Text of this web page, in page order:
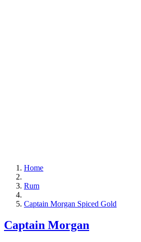
Home
Rum
Captain Morgan Spiced Gold
Captain Morgan